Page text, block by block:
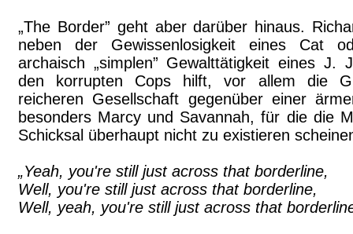
„The Border” geht aber darüber hinaus.
neben der Gewissenlosigkeit eines Cat
archaisch „simplen” Gewalttätigkeit eines
den korrupten Cops hilft, vor allem die
reicheren Gesellschaft gegenüber einer
besonders Marcy und Savannah, für die die
Schicksal überhaupt nicht zu existieren
„Yeah, you're still just across that borderline,
Well, you're still just across that borderline,
Well, yeah, you're still just across that